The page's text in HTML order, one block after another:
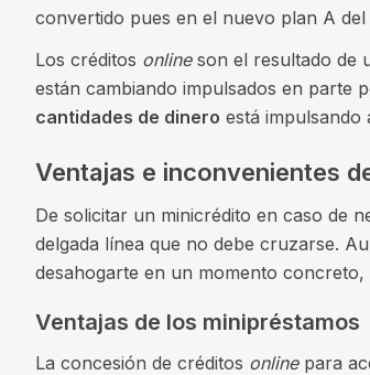
convertido pues en el nuevo plan A
Los créditos online son el resultado de
están cambiando impulsados en parte
cantidades de dinero está impulsando
Ventajas e inconvenientes
De solicitar un minicrédito en caso de
delgada línea que no debe cruzarse.
desahogarte en un momento
Ventajas de los minipréstamos
La concesión de créditos online para